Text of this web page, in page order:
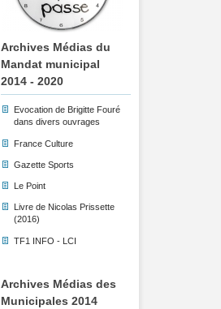
Archives Médias du
Mandat municipal
2014 - 2020
Evocation de Brigitte Fouré
dans divers ouvrages
France Culture
Gazette Sports
Le Point
Livre de Nicolas Prissette
(2016)
TF1 INFO - LCI
Archives Médias des
Municipales 2014